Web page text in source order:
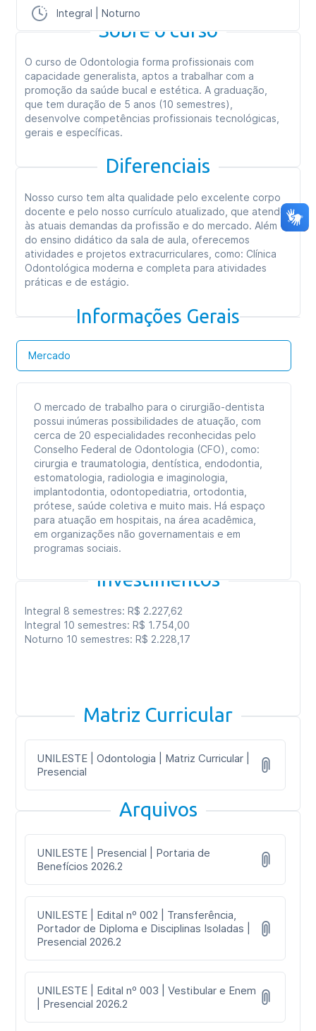
Integral | Noturno
Sobre o curso
O curso de Odontologia forma profissionais com
capacidade generalista, aptos a trabalhar com a
promoção da saúde bucal e estética. A graduação,
que tem duração de 5 anos (10 semestres),
desenvolve competências profissionais tecnológicas,
gerais e específicas.
Diferenciais
Nosso curso tem alta qualidade pelo excelente corpo
docente e pelo nosso currículo atualizado, que atende
às atuais demandas da profissão e do mercado. Além
do ensino didático da sala de aula, oferecemos
atividades e projetos extracurriculares, como: Clínica
Odontológica moderna e completa para atividades
práticas e de estágio.
Informações Gerais
Mercado
O mercado de trabalho para o cirurgião-dentista
possui inúmeras possibilidades de atuação, com
cerca de 20 especialidades reconhecidas pelo
Conselho Federal de Odontologia (CFO), como:
cirurgia e traumatologia, dentística, endodontia,
estomatologia, radiologia e imaginologia,
implantodontia, odontopediatria, ortodontia,
prótese, saúde coletiva e muito mais. Há espaço
para atuação em hospitais, na área acadêmica,
em organizações não governamentais e em
programas sociais.
Investimentos
Integral 8 semestres: R$ 2.227,62
Integral 10 semestres: R$ 1.754,00
Noturno 10 semestres: R$ 2.228,17
Matriz Curricular
UNILESTE | Odontologia | Matriz Curricular |
Presencial
Arquivos
UNILESTE | Presencial | Portaria de
Benefícios 2026.2
UNILESTE | Edital nº 002 | Transferência,
Portador de Diploma e Disciplinas Isoladas |
Presencial 2026.2
UNILESTE | Edital nº 003 | Vestibular e Enem
| Presencial 2026.2